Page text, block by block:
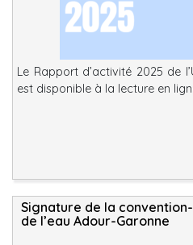
Le Rapport d’activité 2025 de
est disponible à la lecture en
Signature de la
de l’eau Adour-Garonne